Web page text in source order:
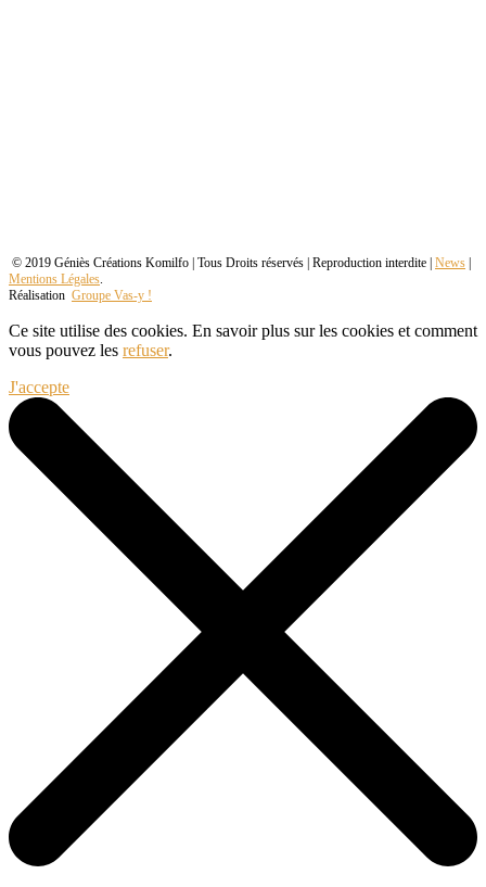
© 2019 Géniès Créations Komilfo | Tous Droits réservés | Reproduction interdite | News
Mentions Légales.
Réalisation Groupe Vas-y !
Ce site utilise des cookies. En savoir plus sur les cookies et comment
vous pouvez les refuser.
J'accepte